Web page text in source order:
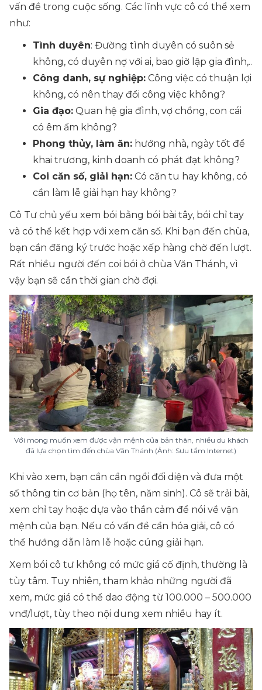
vấn đề trong cuộc sống. Các lĩnh vực cô có thể xem
như:
Tình duyên: Đường tình duyên có suôn sẻ
không, có duyên nợ với ai, bao giờ lập gia đình,..
Công danh, sự nghiệp: Công việc có thuận lợi
không, có nên thay đổi công việc không?
Gia đạo: Quan hệ gia đình, vợ chồng, con cái
có êm ấm không?
Phong thủy, làm ăn: hướng nhà, ngày tốt để
khai trương, kinh doanh có phát đạt không?
Coi căn số, giải hạn: Có căn tu hay không, có
cần làm lễ giải hạn hay không?
Cô Tư chủ yếu xem bói bằng bói bài tây, bói chỉ tay
và có thể kết hợp với xem căn số. Khi bạn đến chùa,
bạn cần đăng ký trước hoặc xếp hàng chờ đến lượt.
Rất nhiều người đến coi bói ở chùa Văn Thánh, vì
vậy bạn sẽ cần thời gian chờ đợi.
Với mong muốn xem được vận mệnh của bản thân, nhiều du khách
đã lựa chọn tìm đến chùa Văn Thánh (Ảnh: Sưu tầm Internet)
Khi vào xem, bạn cần cần ngồi đối diện và đưa một
số thông tin cơ bản (họ tên, năm sinh). Cô sẽ trải bài,
xem chỉ tay hoặc dựa vào thần cảm để nói về vận
mệnh của bạn. Nếu có vấn đề cần hóa giải, cô có
thể hướng dẫn làm lễ hoặc cúng giải hạn.
Xem bói cô tư không có mức giá cố định, thường là
tùy tâm. Tuy nhiên, tham khảo những người đã
xem, mức giá có thể dao động từ 100.000 – 500.000
vnđ/lượt, tùy theo nội dung xem nhiều hay ít.